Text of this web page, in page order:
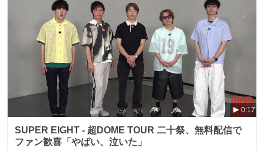
0:17
SUPER EIGHT - 超DOME TOUR 二十祭、無料配信で
ファン歓喜「やばい、泣いた」